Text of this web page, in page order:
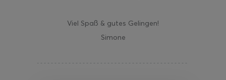
Viel Spaß & gutes Gelingen!
Simone